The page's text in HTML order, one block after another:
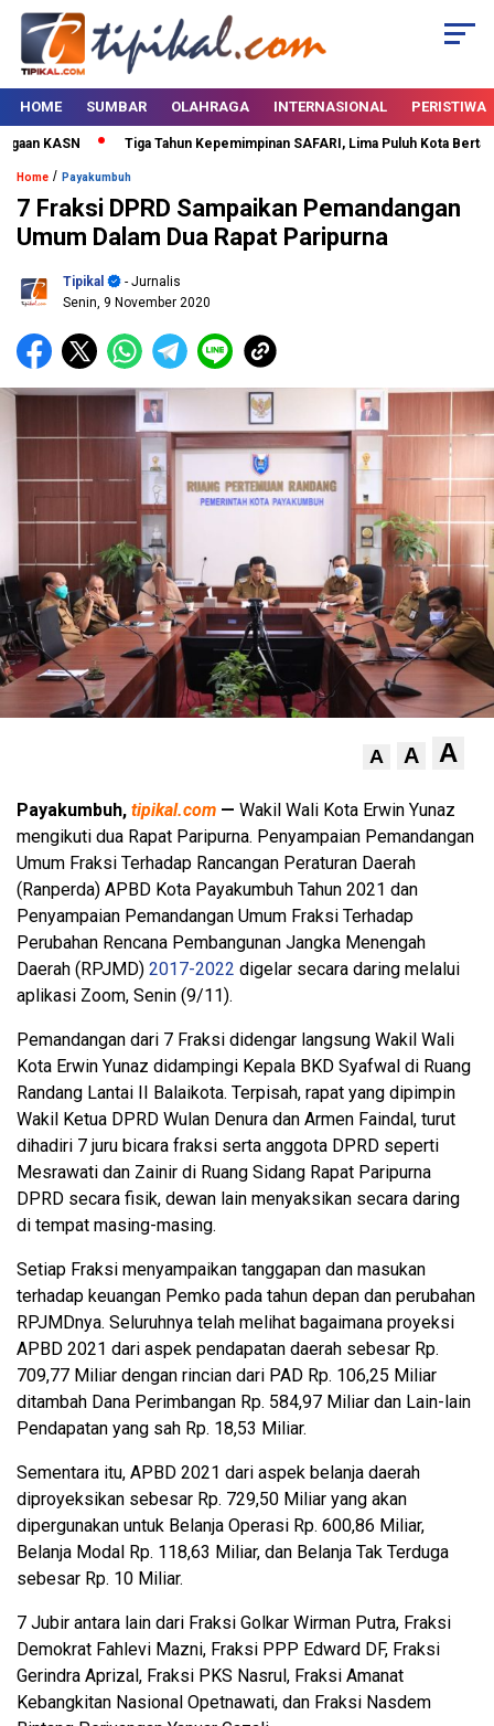
HOME SUMBAR OLAHRAGA INTERNASIONAL PERISTIWA
KASN Tiga Tahun Kepemimpinan SAFARI, Lima Puluh Kota Bertabur
Home / Payakumbuh
7 Fraksi DPRD Sampaikan Pemandangan
Umum Dalam Dua Rapat Paripurna
Tipikal
- Jurnalis
Senin, 9 November 2020
A A A
Payakumbuh, tipikal.com — Wakil Wali Kota Erwin Yunaz
mengikuti dua Rapat Paripurna. Penyampaian Pemandangan
Umum Fraksi Terhadap Rancangan Peraturan Daerah
(Ranperda) APBD Kota Payakumbuh Tahun 2021 dan
Penyampaian Pemandangan Umum Fraksi Terhadap
Perubahan Rencana Pembangunan Jangka Menengah
Daerah (RPJMD) 2017-2022 digelar secara daring melalui
aplikasi Zoom, Senin (9/11).
Pemandangan dari 7 Fraksi didengar langsung Wakil Wali
Kota Erwin Yunaz didampingi Kepala BKD Syafwal di Ruang
Randang Lantai II Balaikota. Terpisah, rapat yang dipimpin
Wakil Ketua DPRD Wulan Denura dan Armen Faindal, turut
dihadiri 7 juru bicara fraksi serta anggota DPRD seperti
Mesrawati dan Zainir di Ruang Sidang Rapat Paripurna
DPRD secara fisik, dewan lain menyaksikan secara daring
di tempat masing-masing.
Setiap Fraksi menyampaikan tanggapan dan masukan
terhadap keuangan Pemko pada tahun depan dan perubahan
RPJMDnya. Seluruhnya telah melihat bagaimana proyeksi
APBD 2021 dari aspek pendapatan daerah sebesar Rp.
709,77 Miliar dengan rincian dari PAD Rp. 106,25 Miliar
ditambah Dana Perimbangan Rp. 584,97 Miliar dan Lain-lain
Pendapatan yang sah Rp. 18,53 Miliar.
Sementara itu, APBD 2021 dari aspek belanja daerah
diproyeksikan sebesar Rp. 729,50 Miliar yang akan
dipergunakan untuk Belanja Operasi Rp. 600,86 Miliar,
Belanja Modal Rp. 118,63 Miliar, dan Belanja Tak Terduga
sebesar Rp. 10 Miliar.
7 Jubir antara lain dari Fraksi Golkar Wirman Putra, Fraksi
Demokrat Fahlevi Mazni, Fraksi PPP Edward DF, Fraksi
Gerindra Aprizal, Fraksi PKS Nasrul, Fraksi Amanat
Kebangkitan Nasional Opetnawati, dan Fraksi Nasdem